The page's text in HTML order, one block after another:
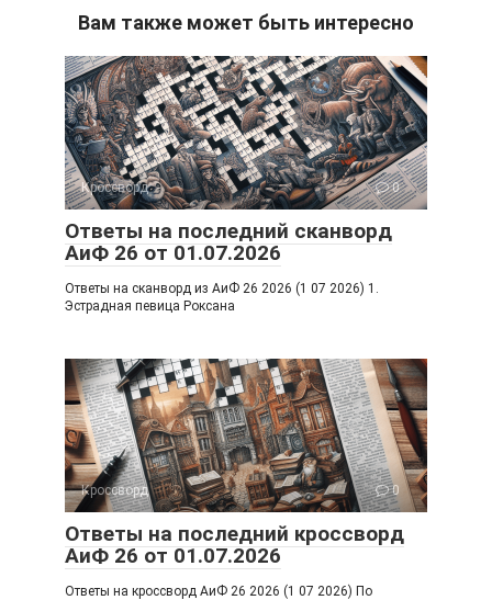
n
o
kl
a
ss
ni
ki
er e
gr
a
m
.R
u
Вам также может быть интересно
Кроссворд 0
Ответы на последний сканворд
АиФ 26 от 01.07.2026
Ответы на сканворд из АиФ 26 2026 (1 07 2026) 1.
Эстрадная певица Роксана
Кроссворд 0
Ответы на последний кроссворд
АиФ 26 от 01.07.2026
Ответы на кроссворд АиФ 26 2026 (1 07 2026) По